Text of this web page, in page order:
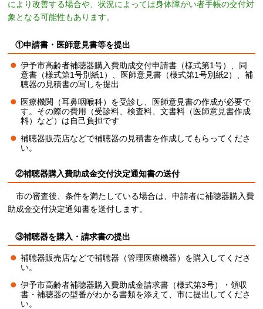
により改善する場合や、状況によっては身体障がい者手帳の交付対
象となる可能性もあります。
①申請書・医師意見書等を提出
伊予市高齢者補聴器購入費助成交付申請書（様式第1号）、同
意書（様式第1号別紙1）、医師意見書（様式第1号別紙2）、補
聴器の見積書の写しを提出
医療機関（耳鼻咽喉科）を受診し、医師意見書の作成が必要で
す。その際の費用（受診料、検査料、文書料（医師意見書作成
料）など）は自己負担です
補聴器販売店などで補聴器の見積書を作成してもらってくださ
い。
②補聴器購入費助成金交付決定通知書の送付
市の審査後、条件を満たしている場合は、申請者に補聴器購入費
助成金交付決定通知書を送付します。
③補聴器を購入・請求書の提出
補聴器販売店などで補聴器（管理医療機器）を購入してくださ
い。
伊予市高齢者補聴器購入費助成金請求書（様式第3号）・領収
書・補聴器の型番がわかる書類を添えて、市に提出してくださ
い。